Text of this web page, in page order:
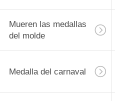
Mueren las medallas
del molde
Medalla del carnaval